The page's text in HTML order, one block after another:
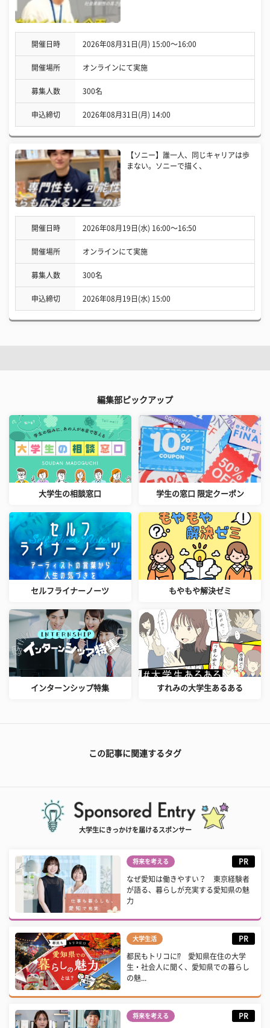
開催日時 2026年08月31日(月) 15:00〜16:00
開催場所 オンラインにて実施
募集人数 300名
申込締切 2026年08月31日(月) 14:00
【ソニー】誰一人、同じキャリアは歩
まない。ソニーで描く、
開催日時 2026年08月19日(水) 16:00〜16:50
開催場所 オンラインにて実施
募集人数 300名
申込締切 2026年08月19日(水) 15:00
編集部ピックアップ
大学生の相談窓口 学生の窓口 限定クーポン
セルフライナーノーツ もやもや解決ゼミ
インターンシップ特集 すれみの大学生あるある
この記事に関連するタグ
大学生にきっかけを届けるスポンサー
将来を考える PR
なぜ愛知は働きやすい？ 東京経験者
が語る、暮らしが充実する愛知県の魅
力
大学生活 PR
都民もトリコに⁉ 愛知県在住の大学
生・社会人に聞く、愛知県での暮らし
の魅...
将来を考える PR